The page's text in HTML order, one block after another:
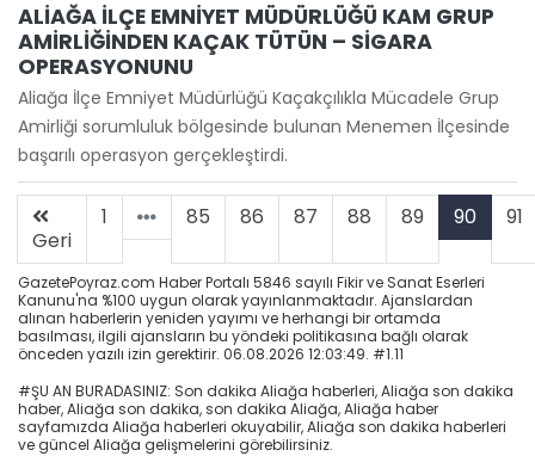
ALİAĞA İLÇE EMNİYET MÜDÜRLÜĞÜ KAM GRUP
AMİRLİĞİNDEN KAÇAK TÜTÜN – SİGARA
OPERASYONUNU
Aliağa İlçe Emniyet Müdürlüğü Kaçakçılıkla Mücadele Grup
Amirliği sorumluluk bölgesinde bulunan Menemen İlçesinde
başarılı operasyon gerçekleştirdi.
Geri
1 85 86 87 88 89 90 91
GazetePoyraz.com Haber Portalı 5846 sayılı Fikir ve Sanat Eserleri
Kanunu'na %100 uygun olarak yayınlanmaktadır. Ajanslardan
alınan haberlerin yeniden yayımı ve herhangi bir ortamda
basılması, ilgili ajansların bu yöndeki politikasına bağlı olarak
önceden yazılı izin gerektirir. 06.08.2026 12:03:49. #1.11
#ŞU AN BURADASINIZ: Son dakika Aliağa haberleri, Aliağa son dakika
haber, Aliağa son dakika, son dakika Aliağa, Aliağa haber
sayfamızda Aliağa haberleri okuyabilir, Aliağa son dakika haberleri
ve güncel Aliağa gelişmelerini görebilirsiniz.